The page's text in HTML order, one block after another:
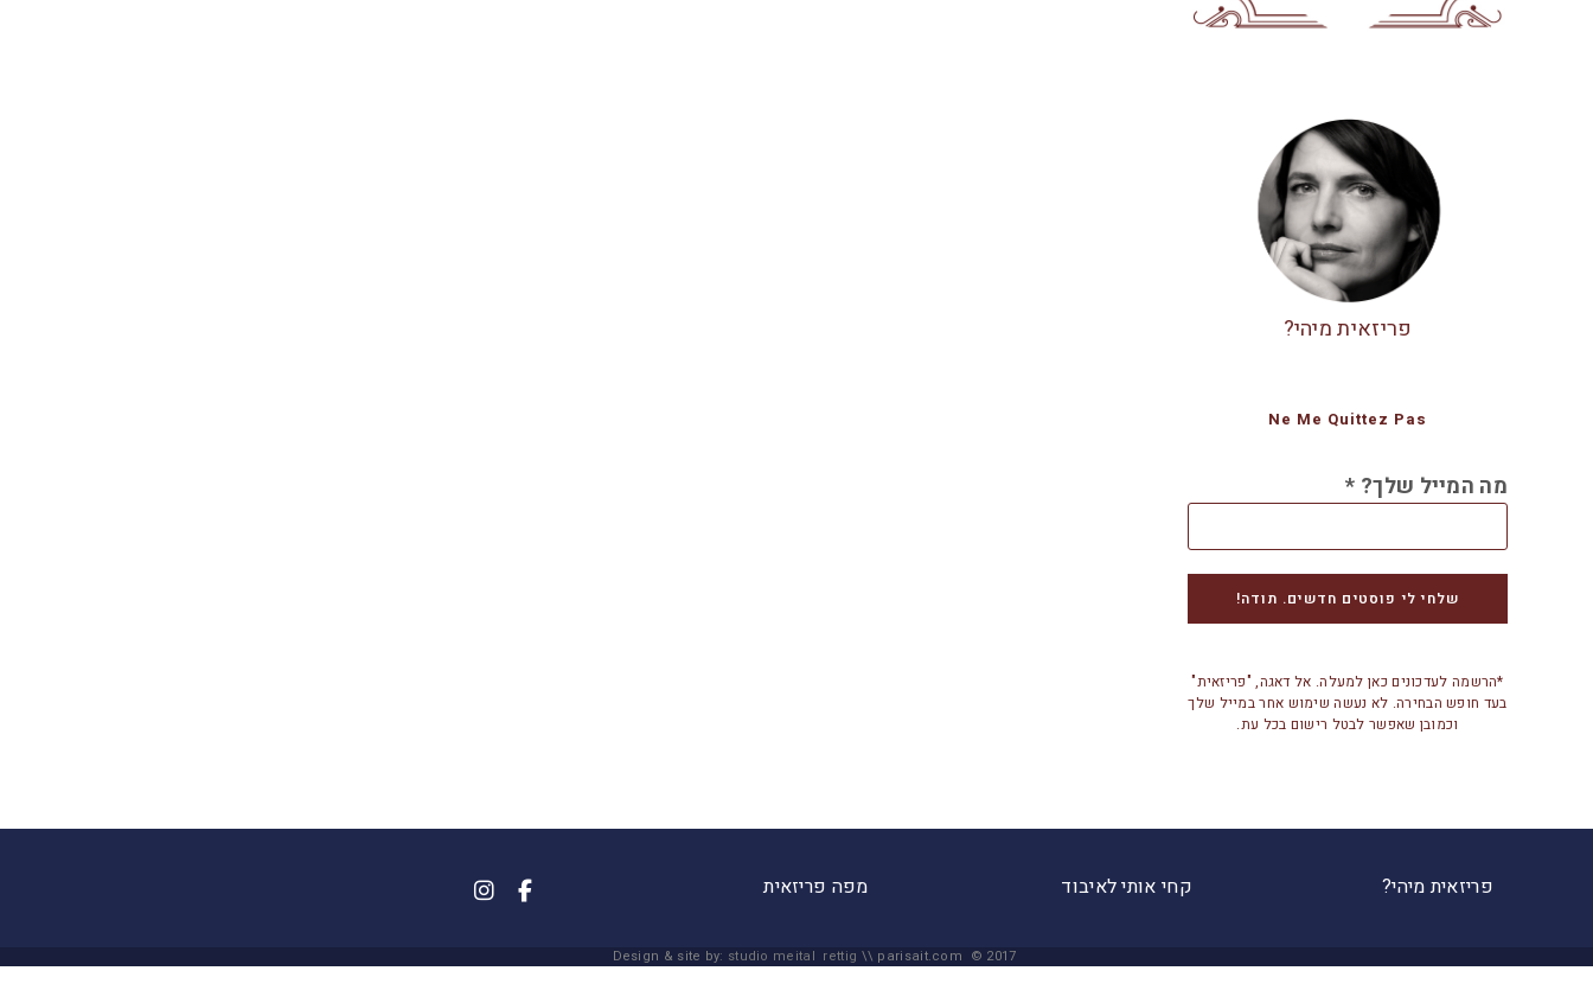
פריזאית מיהי?
Ne Me Quittez Pas
מה המייל שלך? *
*הרשמה לעדכונים כאן למעלה. אל דאגה, "פריזאית"
בעד חופש הבחירה. לא נעשה שימוש אחר במייל שלך
וכמובן שאפשר לבטל רישום בכל עת.
פריזאית מיהי? קחי אותי לאיבוד מפה פריזאית
Design & site by: studio meital rettig \\ parisait.com © 2017